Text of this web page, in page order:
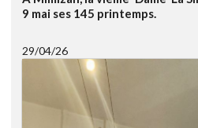
9 mai ses 145 printemps.
29/04/26